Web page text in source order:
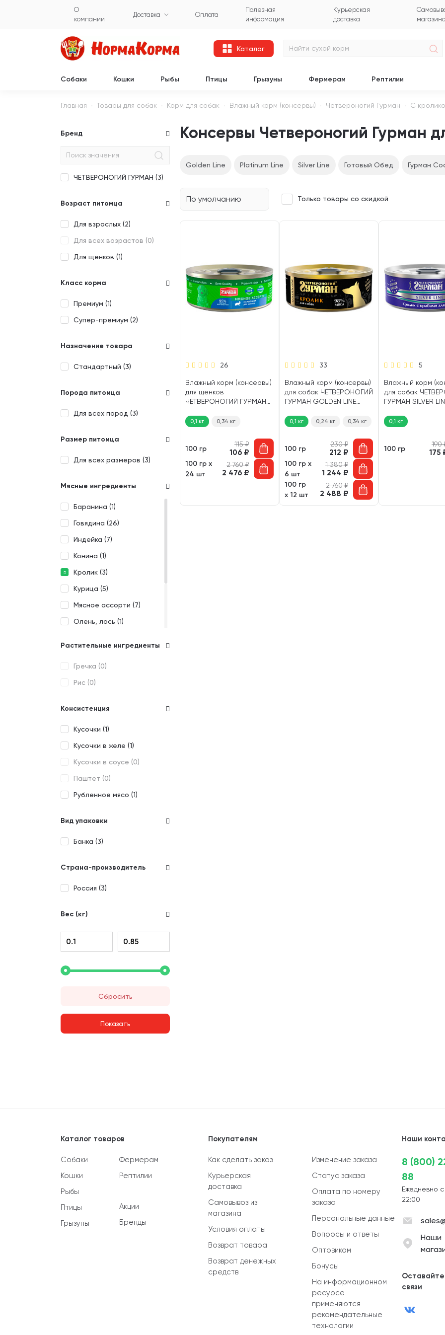
О
компании
Доставка Оплата
Полезная
информация
Курьерская
доставка
Каталог
Собаки Кошки Рыбы Птицы Грызуны Фермерам Рептилии
Главная Товары для собак Корм для собак Влажный корм (консервы) Четвероногий Гурман С
Бренд
ЧЕТВЕРОНОГИЙ ГУРМАН (3)
Возраст питомца
Для взрослых (2)
Для всех возрастов (0)
Для щенков (1)
Класс корма
Премиум (1)
Супер-премиум (2)
Назначение товара
Стандартный (3)
Порода питомца
Для всех пород (3)
Размер питомца
Для всех размеров (3)
Мясные ингредиенты
Баранина (1)
Говядина (26)
Индейка (7)
Конина (1)
Кролик (3)
Курица (5)
Мясное ассорти (7)
Олень, лось (1)
Утка (1)
Ягненок (
Растительные ингредиенты
Гречка (0)
Рис (0)
Консистенция
Кусочки (1)
Кусочки в желе (1)
Кусочки в соусе (0)
Паштет (0)
Рубленное мясо (1)
Вид упаковки
Банка (3)
Страна-производитель
Россия (3)
Вес (кг)
Сбросить
Консервы Четвероногий Гурман
Golden Line Platinum Line Silver Line Готовый Обед Гурман
По умолчанию Только товары со скидкой
26
Влажный корм (консервы)
для щенков
ЧЕТВЕРОНОГИЙ ГУРМАН
кролик (100 гр)
0,1 кг 0,34 кг
100 гр
115₽
106 ₽
100 гр х
24 шт
2 760₽
2 476 ₽
33
Влажный корм (консервы)
для собак ЧЕТВЕРОНОГИЙ
ГУРМАН GOLDEN LINE
желе (100 гр)
0,1 кг 0,24 кг 0,34 кг
100 гр
230₽
212 ₽
100 гр х
6 шт
1 380₽
1 244 ₽
100 гр
х 12 шт
2 760₽
2 488 ₽
5
Влажный корм
для собак
ГУРМАН SILVER
гр)0,1 кг
100 гр
190
175
Каталог товаров
Собаки
Кошки
Рыбы
Птицы
Грызуны
Фермерам
Рептилии
Акции
Бренды
Покупателям
Как сделать заказ
Курьерская
доставка
Самовывоз из
магазина
Условия оплаты
Возврат товара
Возврат денежных
средств
Изменение заказа
Статус заказа
Оплата по номеру
заказа
Персональные данные
Вопросы и ответы
Оптовикам
Бонусы
На информационном
ресурсе
применяются
рекомендательные
технологии
Наши
8 (800)
88
Ежедневно
22:00
Наши
связи